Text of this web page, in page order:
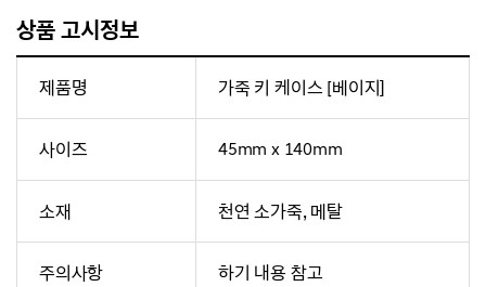
상품 고시정보
제품명 가죽 키 케이스 [베이지]
사이즈 45mm x 140mm
소재 천연 소가죽, 메탈
주의사항 하기 내용 참고